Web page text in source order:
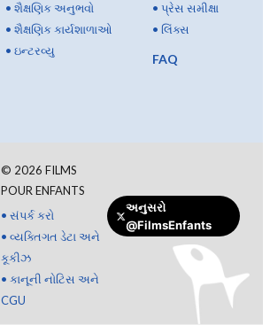
• શૈક્ષણિક અનુભવો
• શૈક્ષણિક કાર્યશાળાઓ
• ઇન્ટરવ્યુ
•પ્રેસ સમીક્ષા
•લિંક્સ
FAQ
© 2026 FILMS
POUR ENFANTS
• સંપર્ક કરો
• વ્યક્તિગત ડેટા અને
કૂકીઝ
• કાનૂની નોટિસ અને
CGU
અનુસરો
@FilmsEnfants